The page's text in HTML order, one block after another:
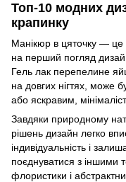
Топ-10 модних
крапинку
Манікюр в цяточку — це
на перший погляд
Гель лак перепелине
на довгих нігтях, може
або яскравим,
Завдяки природному
рішень дизайн легко
індивідуальність і
поєднуватися з іншими
флористики і